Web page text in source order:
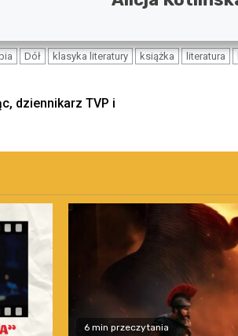
Dół klasyka literatury książka literatura
dziennikarz TVP i
6 min przeczytania